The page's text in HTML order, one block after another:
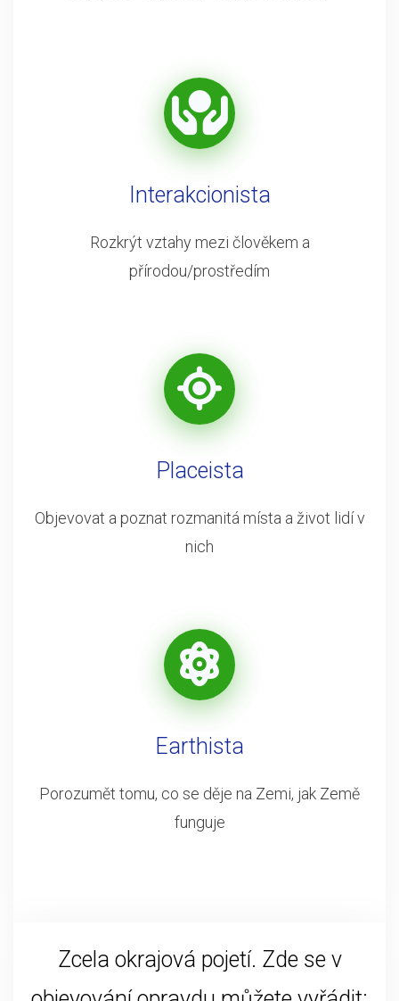
Interakcionista
Rozkrýt vztahy mezi člověkem a
přírodou/prostředím
Placeista
Objevovat a poznat rozmanitá místa a život lidí v
nich
Earthista
Porozumět tomu, co se děje na Zemi, jak Země
funguje
Zcela okrajová pojetí. Zde se v